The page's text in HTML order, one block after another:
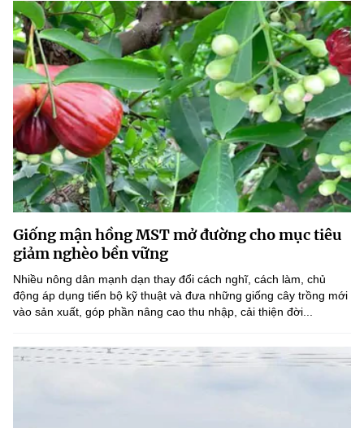
Giống mận hồng MST mở đường cho mục tiêu
giảm nghèo bền vững
Nhiều nông dân mạnh dạn thay đổi cách nghĩ, cách làm, chủ
động áp dụng tiến bộ kỹ thuật và đưa những giống cây trồng mới
vào sản xuất, góp phần nâng cao thu nhập, cải thiện đời...